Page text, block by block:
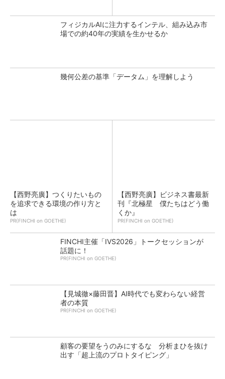
フィジカルAIに注力するインテル、組み込み市
場での約40年の実績を生かせるか
幾何公差の基準「データム」を理解しよう
【西野亮廣】つくりたいもの
を追求できる環境の作り方と
は
PR(FINCHI on GOETHE)
【西野亮廣】ビジネス書最新
刊『北極星 僕たちはどう働
くか』
PR(FINCHI on GOETHE)
FINCHI主催「IVS2026」トークセッションが
話題に！
PR(FINCHI on GOETHE)
【見城徹×藤田晋】AI時代でも変わらない経営
者の本質
PR(FINCHI on GOETHE)
顧客の要望をうのみにするな 分析まひを抜け
出す「超上流のプロトタイピング」